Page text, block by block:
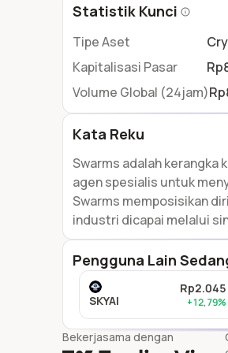
Statistik Kunci
Tipe Aset
Kapitalisasi Pasar
Volume Global (24jam)
Kata Reku
Swarms adalah kerangka
agen spesialis untuk
Swarms memposisikan
industri dicapai melalui
Pengguna Lain
SKYAI
Rp2.045
+12,79%
Bekerjasama dengan